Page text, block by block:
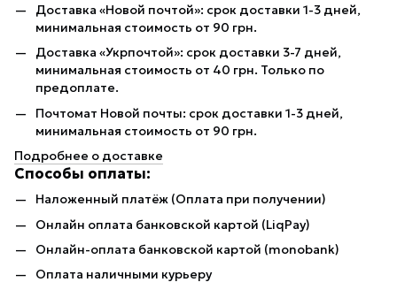
Доставка «Новой почтой»: срок доставки 1-3 дней,
минимальная стоимость от 90 грн.
Доставка «Укрпочтой»: срок доставки 3-7 дней,
минимальная стоимость от 40 грн. Только по
предоплате.
Почтомат Новой почты: срок доставки 1-3 дней,
минимальная стоимость от 90 грн.
Подробнее о доставке
Способы оплаты:
Наложенный платёж (Оплата при получении)
Онлайн оплата банковской картой (LiqPay)
Онлайн-оплата банковской картой (monobank)
Оплата наличными курьеру